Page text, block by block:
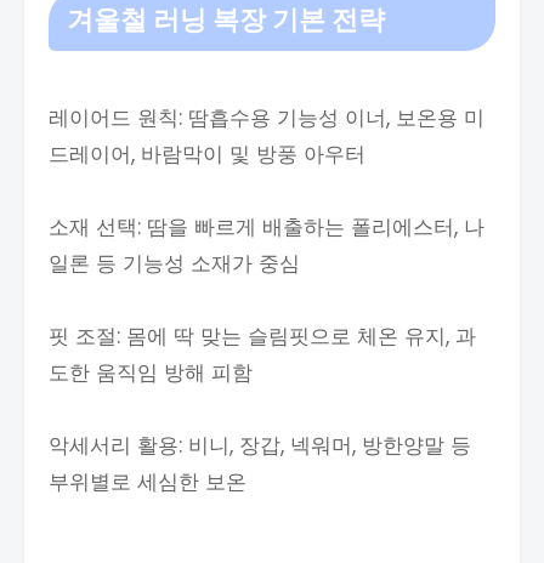
겨울철 러닝 복장 기본 전략
레이어드 원칙: 땀흡수용 기능성 이너, 보온용 미
드레이어, 바람막이 및 방풍 아우터
소재 선택: 땀을 빠르게 배출하는 폴리에스터, 나
일론 등 기능성 소재가 중심
핏 조절: 몸에 딱 맞는 슬림핏으로 체온 유지, 과
도한 움직임 방해 피함
악세서리 활용: 비니, 장갑, 넥워머, 방한양말 등
부위별로 세심한 보온